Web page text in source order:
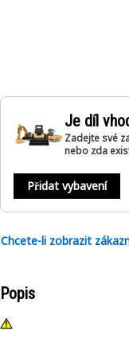
Je díl
Zadejte své
nebo zda
Přidat vybavení
Chcete-li zobrazit
Popis